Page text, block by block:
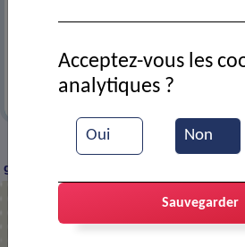
VIE MUNICIPALE >
groupe Archer recrute !
Oui Non
Acceptez-vous les
analytiques ?
Sauvegarder